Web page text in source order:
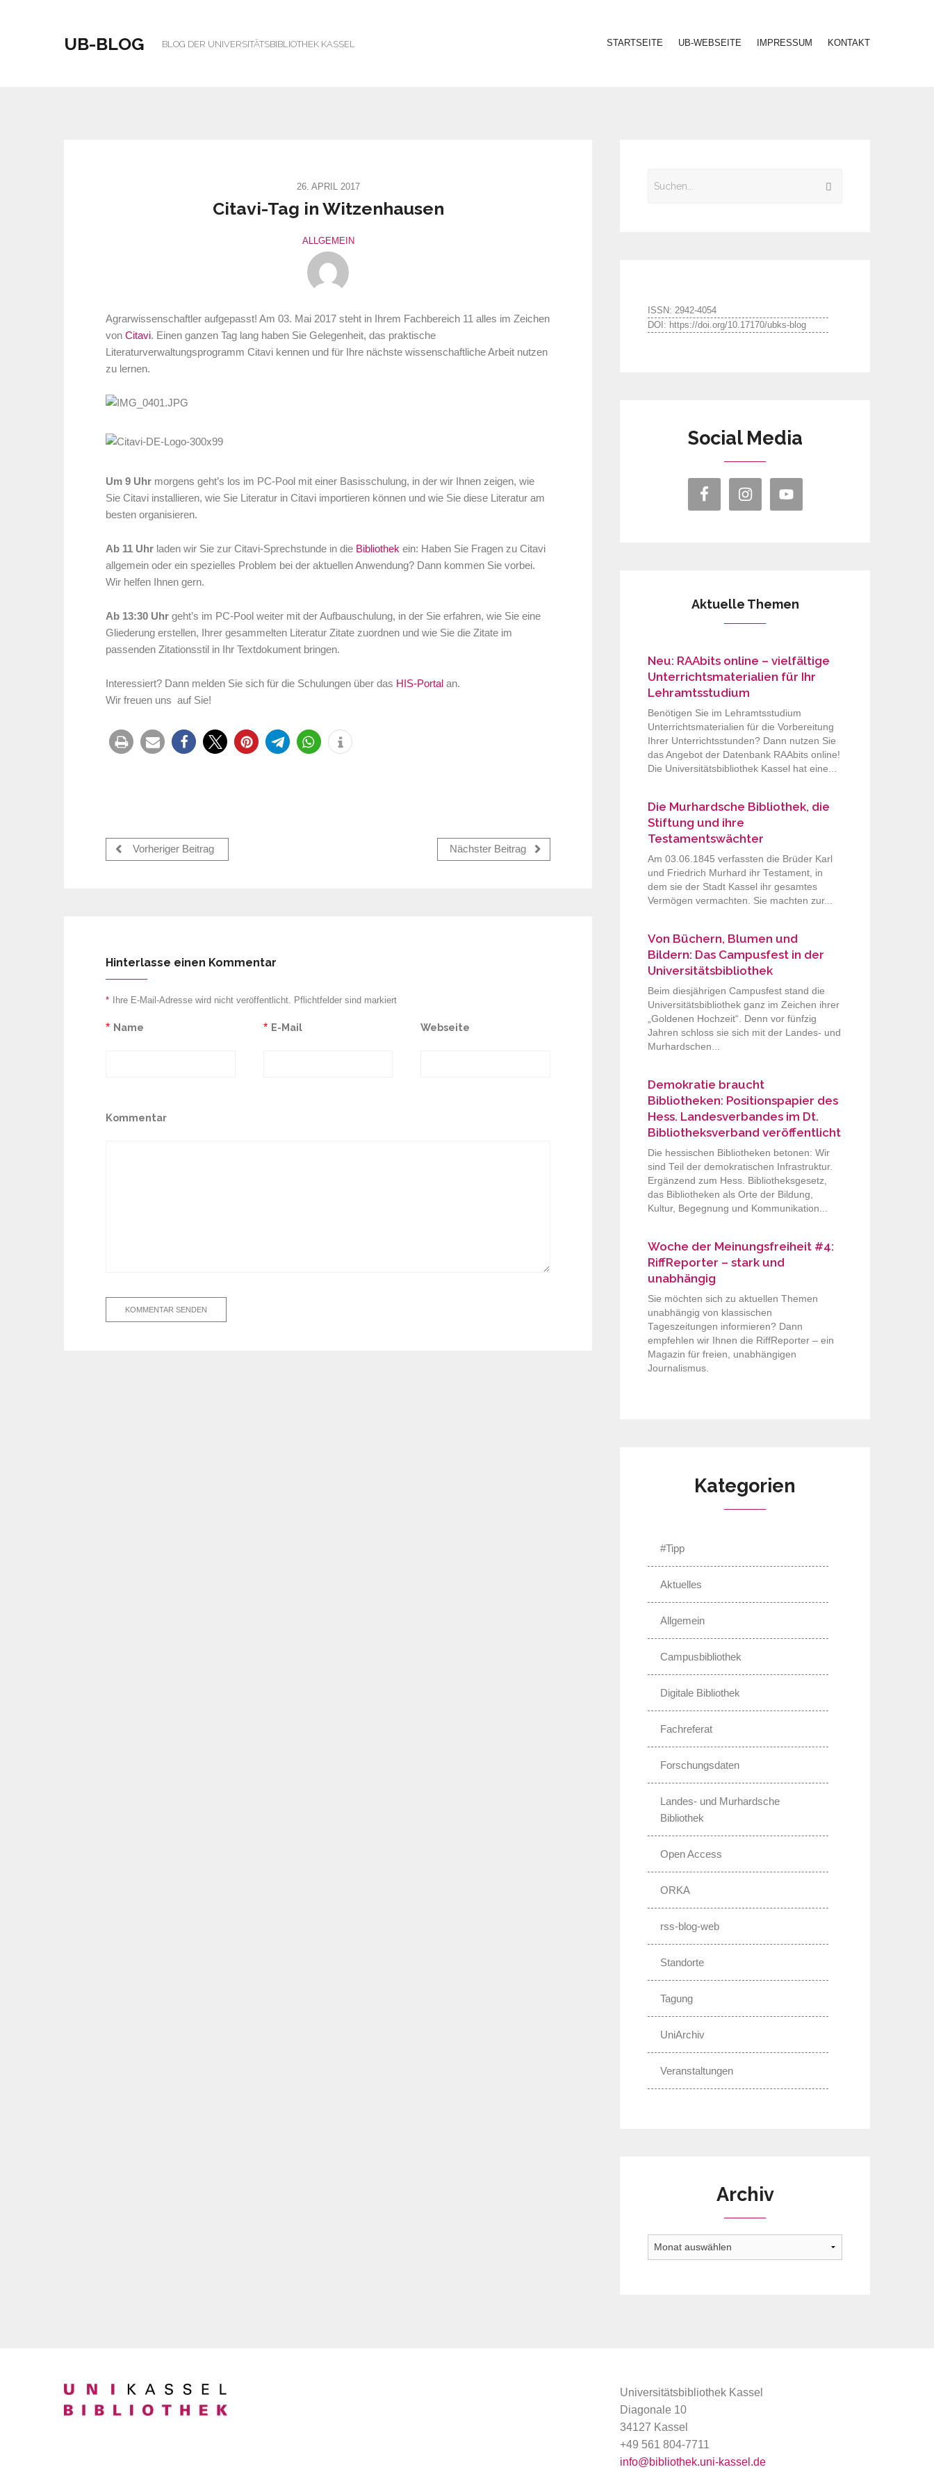
UB-BLOG BLOG DER UNIVERSITÄTSBIBLIOTHEK KASSEL STARTSEITE UB-WEBSEITE IMPRESSUM KONTAKT
26. APRIL 2017
Citavi-Tag in Witzenhausen
ALLGEMEIN
Agrarwissenschaftler aufgepasst! Am 03. Mai 2017 steht in Ihrem Fachbereich 11 alles im Zeichen
von Citavi. Einen ganzen Tag lang haben Sie Gelegenheit, das praktische
Literaturverwaltungsprogramm Citavi kennen und für Ihre nächste wissenschaftliche Arbeit nutzen
zu lernen.
Um 9 Uhr morgens geht’s los im PC-Pool mit einer Basisschulung, in der wir Ihnen zeigen, wie
Sie Citavi installieren, wie Sie Literatur in Citavi importieren können und wie Sie diese Literatur am
besten organisieren.
Ab 11 Uhr laden wir Sie zur Citavi-Sprechstunde in die Bibliothek ein: Haben Sie Fragen zu Citavi
allgemein oder ein spezielles Problem bei der aktuellen Anwendung? Dann kommen Sie vorbei.
Wir helfen Ihnen gern.
Ab 13:30 Uhr geht’s im PC-Pool weiter mit der Aufbauschulung, in der Sie erfahren, wie Sie eine
Gliederung erstellen, Ihrer gesammelten Literatur Zitate zuordnen und wie Sie die Zitate im
passenden Zitationsstil in Ihr Textdokument bringen.
Interessiert? Dann melden Sie sich für die Schulungen über das HIS-Portal an.
Wir freuen uns auf Sie!
Vorheriger Beitrag Nächster Beitrag
Hinterlasse einen Kommentar
Ihre E-Mail-Adresse wird nicht veröffentlicht. Pflichtfelder sind markiert
*
Name
* E-Mail
* Webseite
Kommentar
ISSN: 2942-4054
DOI: https://doi.org/10.17170/ubks-blog
Social Media
Aktuelle Themen
Neu: RAAbits online – vielfältige
Unterrichtsmaterialien für Ihr
Lehramtsstudium
Benötigen Sie im Lehramtsstudium
Unterrichtsmaterialien für die Vorbereitung
Ihrer Unterrichtsstunden? Dann nutzen Sie
das Angebot der Datenbank RAAbits online!
Die Universitätsbibliothek Kassel hat eine...
Die Murhardsche Bibliothek, die
Stiftung und ihre
Testamentswächter
Am 03.06.1845 verfassten die Brüder Karl
und Friedrich Murhard ihr Testament, in
dem sie der Stadt Kassel ihr gesamtes
Vermögen vermachten. Sie machten zur...
Von Büchern, Blumen und
Bildern: Das Campusfest in der
Universitätsbibliothek
Beim diesjährigen Campusfest stand die
Universitätsbibliothek ganz im Zeichen ihrer
„Goldenen Hochzeit“. Denn vor fünfzig
Jahren schloss sie sich mit der Landes- und
Murhardschen...
Demokratie braucht
Bibliotheken: Positionspapier des
Hess. Landesverbandes im Dt.
Bibliotheksverband veröffentlicht
Die hessischen Bibliotheken betonen: Wir
sind Teil der demokratischen Infrastruktur.
Ergänzend zum Hess. Bibliotheksgesetz,
das Bibliotheken als Orte der Bildung,
Kultur, Begegnung und Kommunikation...
Woche der Meinungsfreiheit #4:
RiffReporter – stark und
unabhängig
Sie möchten sich zu aktuellen Themen
unabhängig von klassischen
Tageszeitungen informieren? Dann
empfehlen wir Ihnen die RiffReporter – ein
Magazin für freien, unabhängigen
Journalismus.
Kategorien
#Tipp
Aktuelles
Allgemein
Campusbibliothek
Digitale Bibliothek
Fachreferat
Forschungsdaten
Landes- und Murhardsche
Bibliothek
Open Access
ORKA
rss-blog-web
Standorte
Tagung
UniArchiv
Veranstaltungen
Archiv
Archiv
Universitätsbibliothek Kassel
Diagonale 10
34127 Kassel
+49 561 804-7711
info@bibliothek.uni-kassel.de